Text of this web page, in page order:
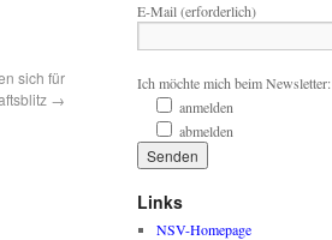
sich für
→
E-Mail (erforderlich)
Ich möchte mich beim Newsletter:
anmelden
abmelden
Links
NSV-Homepage